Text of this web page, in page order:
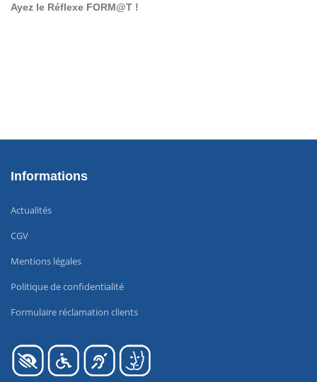
Ayez le Réflexe FORM@T !
Informations
Actualités
CGV
Mentions légales
Politique de confidentialité
Formulaire réclamation clients